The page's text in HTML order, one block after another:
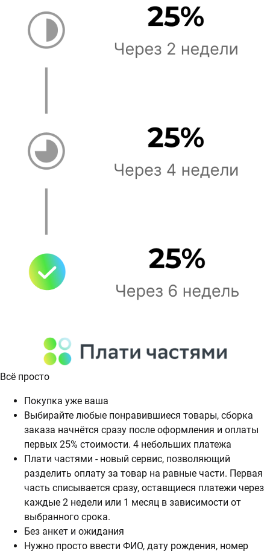
Всё просто
Покупка уже ваша
Выбирайте любые понравившиеся товары, сборка
заказа начнётся сразу после оформления и оплаты
первых 25% стоимости. 4 небольших платежа
Плати частями - новый сервис, позволяющий
разделить оплату за товар на равные части. Первая
часть списывается сразу, оставщиеся платежи через
каждые 2 недели или 1 месяц в зависимости от
выбранного срока.
Без анкет и ожидания
Нужно просто ввести ФИО, дату рождения, номер